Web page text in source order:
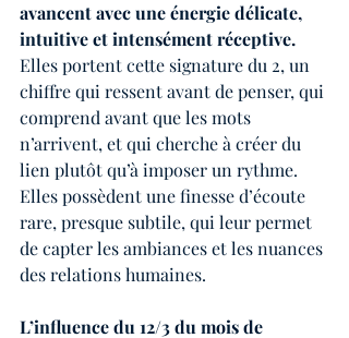
avancent avec une énergie délicate,
intuitive et intensément réceptive.
Elles portent cette signature du 2, un
chiffre qui ressent avant de penser, qui
comprend avant que les mots
n’arrivent, et qui cherche à créer du
lien plutôt qu’à imposer un rythme.
Elles possèdent une finesse d’écoute
rare, presque subtile, qui leur permet
de capter les ambiances et les nuances
des relations humaines.
L’influence du 12/3 du mois de